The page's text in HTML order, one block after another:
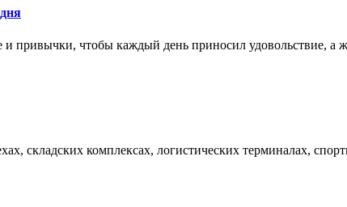
привычки, чтобы каждый день приносил удовольствие, а
складских комплексах, логистических терминалах,